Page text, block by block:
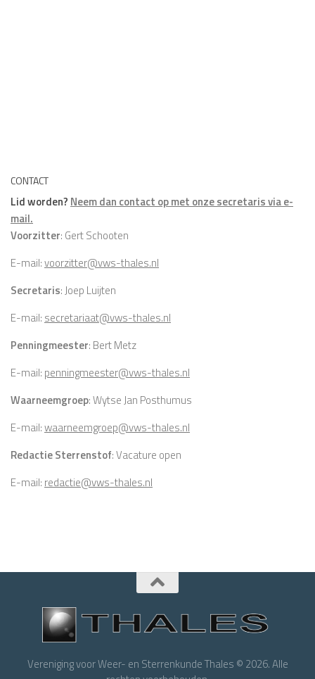
CONTACT
Lid worden? Neem dan contact op met onze secretaris via e-
mail.
Voorzitter: Gert Schooten
E-mail:voorzitter@vws-thales.nl
Secretaris: Joep Luijten
E-mail: secretariaat@vws-thales.nl
Penningmeester: Bert Metz
E-mail: penningmeester@vws-thales.nl
Waarneemgroep: Wytse Jan Posthumus
E-mail:waarneemgroep@vws-thales.nl
Redactie Sterrenstof: Vacature open
E-mail: redactie@vws-thales.nl
Vereniging voor Weer- en Sterrenkunde Thales © 2026. Alle